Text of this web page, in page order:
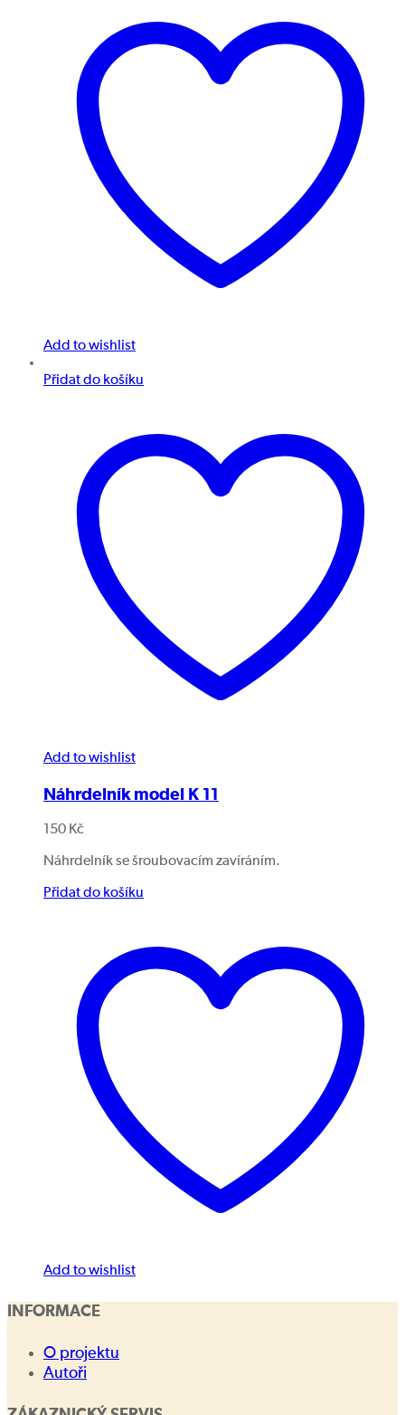
Add to wishlist
Přidat do košíku
Add to wishlist
Náhrdelník model K 11
150 Kč
Náhrdelník se šroubovacím zavíráním.
Přidat do košíku
Add to wishlist
INFORMACE
O projektu
Autoři